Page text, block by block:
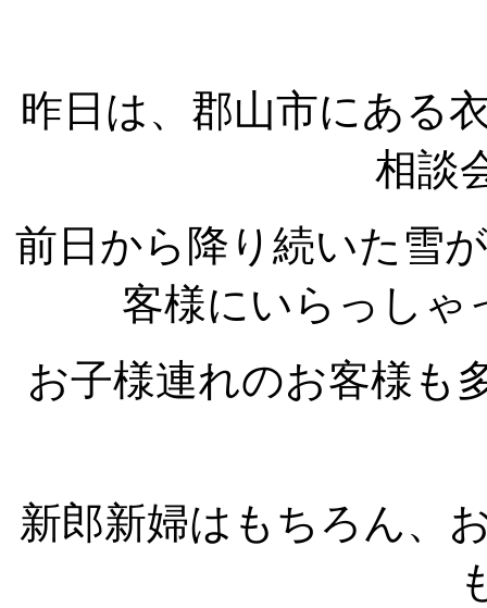
昨日は、郡山市にある
相談
前日から降り続いた雪
客様にいらっしゃ
お子様連れのお客様も
新郎新婦はもちろん、